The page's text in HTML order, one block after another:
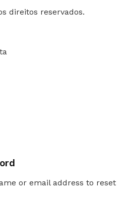
direitos reservados.
or email address to reset